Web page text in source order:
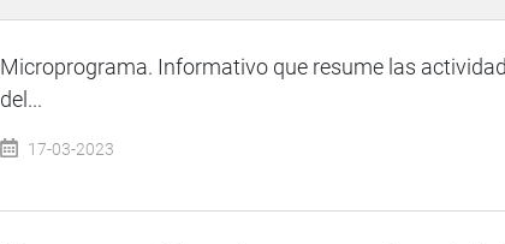
Microprograma. Informativo que resume las
del...
17-03-2023